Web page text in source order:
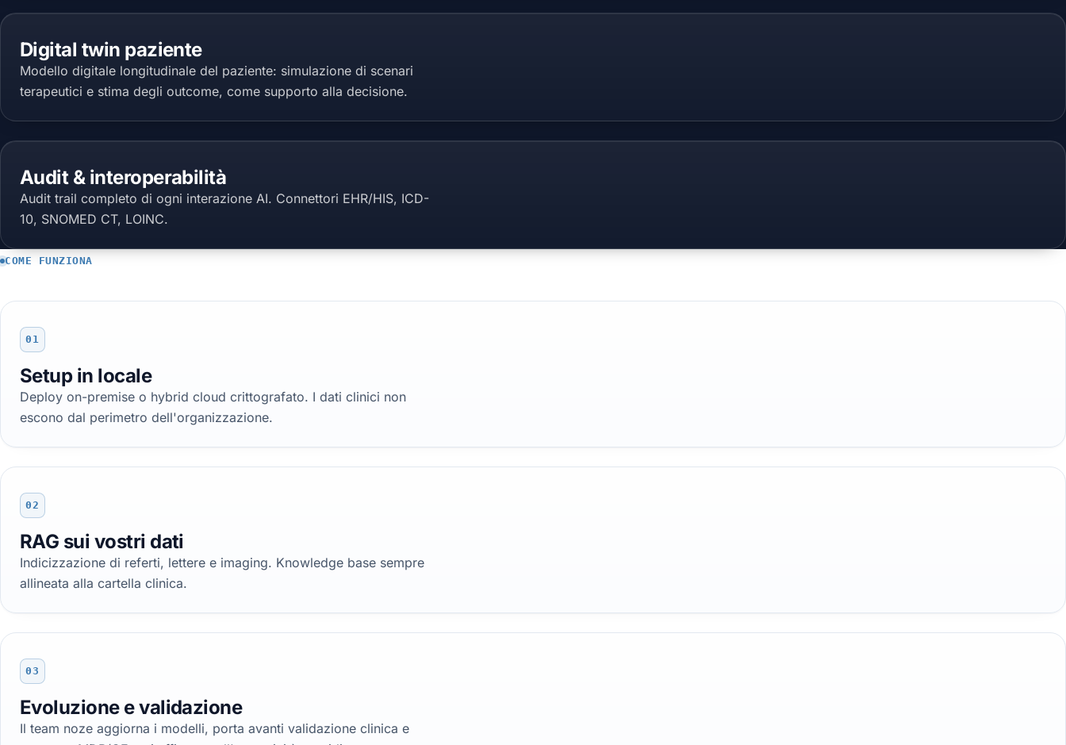
Digital twin paziente
Modello digitale longitudinale del paziente: simulazione di scenari
terapeutici e stima degli outcome, come supporto alla decisione.
Audit & interoperabilità
Audit trail completo di ogni interazione AI. Connettori EHR/HIS, ICD-
10, SNOMED CT, LOINC.
COME FUNZIONA
01
Setup in locale
Deploy on-premise o hybrid cloud crittografato. I dati clinici non
escono dal perimetro dell'organizzazione.
02
RAG sui vostri dati
Indicizzazione di referti, lettere e imaging. Knowledge base sempre
allineata alla cartella clinica.
03
Evoluzione e validazione
Il team noze aggiorna i modelli, porta avanti validazione clinica e